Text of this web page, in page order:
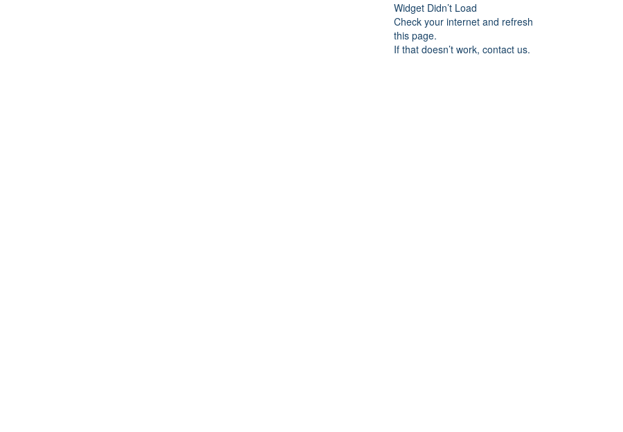
Widget Didn’t Load
Check your internet and refresh
this page.
If that doesn’t work, contact us.